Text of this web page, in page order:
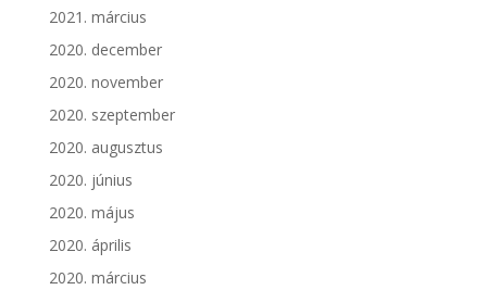
2021. március
2020. december
2020. november
2020. szeptember
2020. augusztus
2020. június
2020. május
2020. április
2020. március